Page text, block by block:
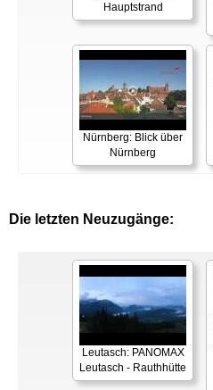
Hauptstrand
Nürnberg: Blick über
Nürnberg
Die letzten Neuzugänge:
Leutasch: PANOMAX
Leutasch - Rauthhütte